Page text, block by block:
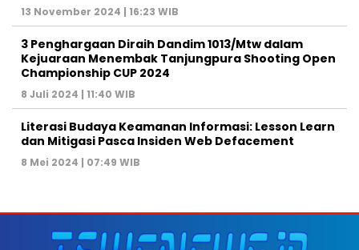
13 November 2024 | 16:23 WIB
3 Penghargaan Diraih Dandim 1013/Mtw dalam
Kejuaraan Menembak Tanjungpura Shooting Open
Championship CUP 2024
8 Juli 2024 | 11:40 WIB
Literasi Budaya Keamanan Informasi: Lesson Learn
dan Mitigasi Pasca Insiden Web Defacement
8 Mei 2024 | 07:49 WIB